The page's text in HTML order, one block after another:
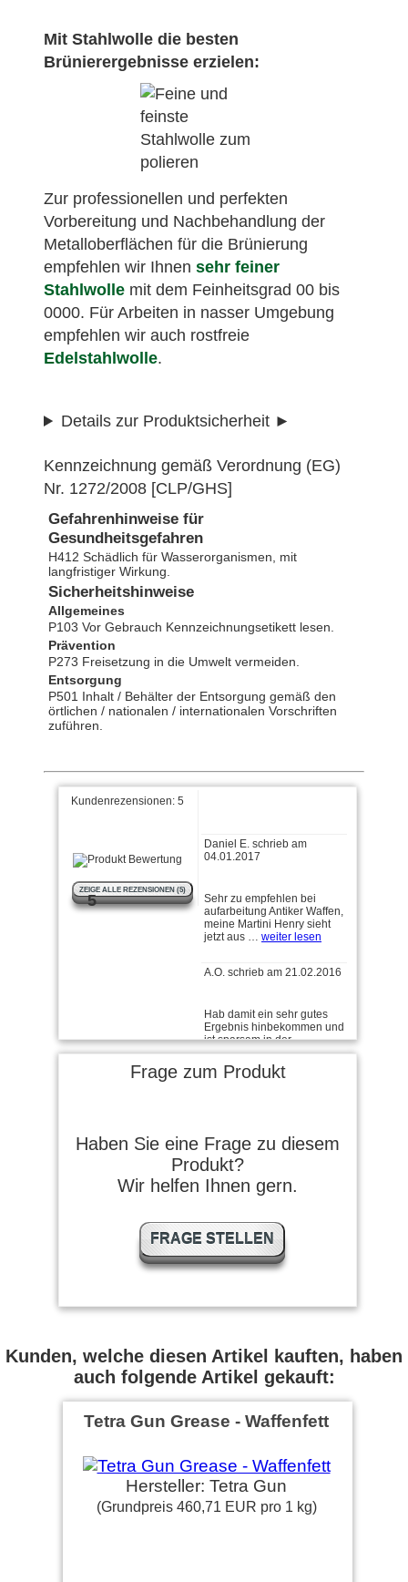
Mit Stahlwolle die besten
Brünierergebnisse erzielen:
Zur professionellen und perfekten
Vorbereitung und Nachbehandlung der
Metalloberflächen für die Brünierung
empfehlen wir Ihnen sehr feiner
Stahlwolle mit dem Feinheitsgrad 00 bis
0000. Für Arbeiten in nasser Umgebung
empfehlen wir auch rostfreie
Edelstahlwolle.
Details zur Produktsicherheit
Kennzeichnung gemäß Verordnung (EG)
Nr. 1272/2008 [CLP/GHS]
Gefahrenhinweise für
Gesundheitsgefahren
H412 Schädlich für Wasserorganismen, mit
langfristiger Wirkung.
Sicherheitshinweise
Allgemeines
P103 Vor Gebrauch Kennzeichnungsetikett lesen.
Prävention
P273 Freisetzung in die Umwelt vermeiden.
Entsorgung
P501 Inhalt / Behälter der Entsorgung gemäß den
örtlichen / nationalen / internationalen Vorschriften
zuführen.
Kundenrezensionen: 5
5
ZEIGE ALLE REZENSIONEN (5)
Kay schrieb am 26.04.2022
gutes Ergebnis
02.02.2017
meine Martini Henry sieht
jetzt aus …weiter lesen
A.O. schrieb am 21.02.2016
ist sparsam in der
Anwendung.
Matze K schrieb am
bin mehr als zufrieden mit
dem Produkt und dem
Ergebnis. …
Kay schrieb am 26.04.2022
Top! völlig unproblematisch
einfach auftragen und ein
gutes Ergebnis
Bin sehr zufrieden,hat gut
Frage zum Produkt
Haben Sie eine Frage zu diesem
Produkt?
Wir helfen Ihnen gern.
FRAGE STELLEN
Kunden, welche diesen Artikel kauften, haben
auch folgende Artikel gekauft:
Tetra Gun Grease - Waffenfett
Hersteller: Tetra Gun
(Grundpreis 460,71 EUR pro 1 kg)